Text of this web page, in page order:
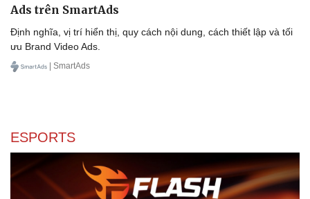
Tổng quan về hình thức quảng cáo Brand Video
Ads trên SmartAds
Định nghĩa, vị trí hiển thị, quy cách nội dung, cách thiết lập và tối